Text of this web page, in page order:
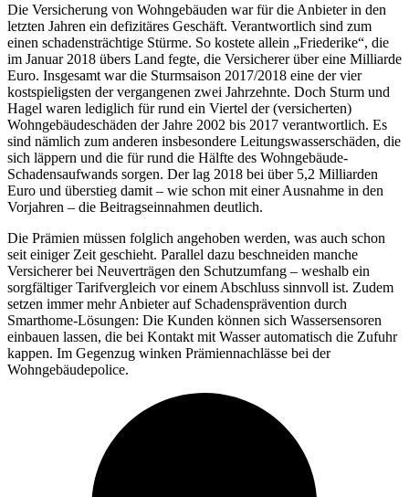
Die Versicherung von Wohngebäuden war für die Anbieter in den
letzten Jahren ein defizitäres Geschäft. Verantwortlich sind zum
einen schadensträchtige Stürme. So kostete allein „Friederike“, die
im Januar 2018 übers Land fegte, die Versicherer über eine Milliarde
Euro. Insgesamt war die Sturmsaison 2017/2018 eine der vier
kostspieligsten der vergangenen zwei Jahrzehnte. Doch Sturm und
Hagel waren lediglich für rund ein Viertel der (versicherten)
Wohngebäudeschäden der Jahre 2002 bis 2017 verantwortlich. Es
sind nämlich zum anderen insbesondere Leitungswasserschäden, die
sich läppern und die für rund die Hälfte des Wohngebäude-
Schadensaufwands sorgen. Der lag 2018 bei über 5,2 Milliarden
Euro und überstieg damit – wie schon mit einer Ausnahme in den
Vorjahren – die Beitragseinnahmen deutlich.
Die Prämien müssen folglich angehoben werden, was auch schon
seit einiger Zeit geschieht. Parallel dazu beschneiden manche
Versicherer bei Neuverträgen den Schutzumfang – weshalb ein
sorgfältiger Tarifvergleich vor einem Abschluss sinnvoll ist. Zudem
setzen immer mehr Anbieter auf Schadensprävention durch
Smarthome-Lösungen: Die Kunden können sich Wassersensoren
einbauen lassen, die bei Kontakt mit Wasser automatisch die Zufuhr
kappen. Im Gegenzug winken Prämiennachlässe bei der
Wohngebäudepolice.